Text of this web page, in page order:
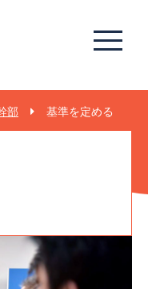
部 基準を定める